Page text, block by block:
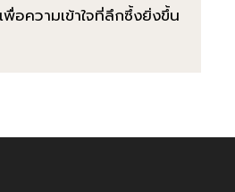
พื่อความเข้าใจที่ลึกซึ้งยิ่งขึ้น